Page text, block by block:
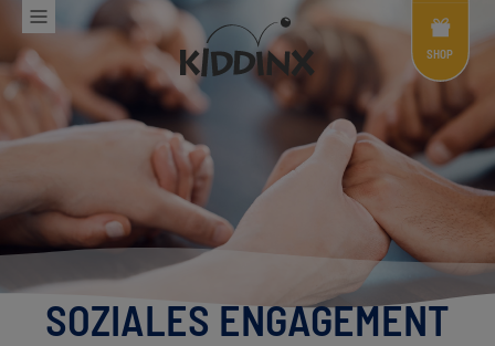
Menü
SHOP
SOZIALES ENGAGEMENT